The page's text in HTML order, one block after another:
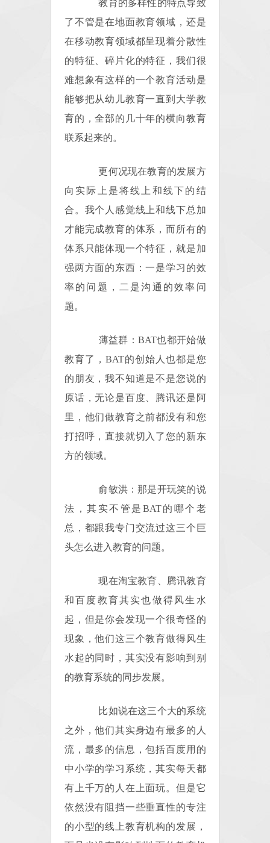
教育的多样性的特点导致
了不管是在地面教育领域，还是
在移动教育领域都呈现着分散性
的特征、碎片化的特征，我们很
难想象有这样的一个教育活动是
能够把从幼儿教育一直到大学教
育的，全部的几十年的横向教育
联系起来的。
更何况现在教育的发展方
向实际上是将线上和线下的结
合。我个人感觉线上和线下总加
才能完成教育的体系，而所有的
体系只能体现一个特征，就是加
强两方面的东西：一是学习的效
率的问题，二是沟通的效率问
题。
薄益群：BAT也都开始做
教育了，BAT的创始人也都是您
的朋友，我不知道是不是您说的
原话，无论是百度、腾讯还是阿
里，他们做教育之前都没有和您
打招呼，直接就切入了您的新东
方的领域。
俞敏洪：那是开玩笑的说
法，其实不管是BAT的哪个老
总，都跟我专门交流过这三个巨
头怎么进入教育的问题。
现在淘宝教育、腾讯教育
和百度教育其实也做得风生水
起，但是你会发现一个很奇怪的
现象，他们这三个教育做得风生
水起的同时，其实没有影响到别
的教育系统的同步发展。
比如说在这三个大的系统
之外，他们其实身边有最多的人
流，最多的信息，包括百度用的
中小学的学习系统，其实每天都
有上千万的人在上面玩。但是它
依然没有阻挡一些垂直性的专注
的小型的线上教育机构的发展，